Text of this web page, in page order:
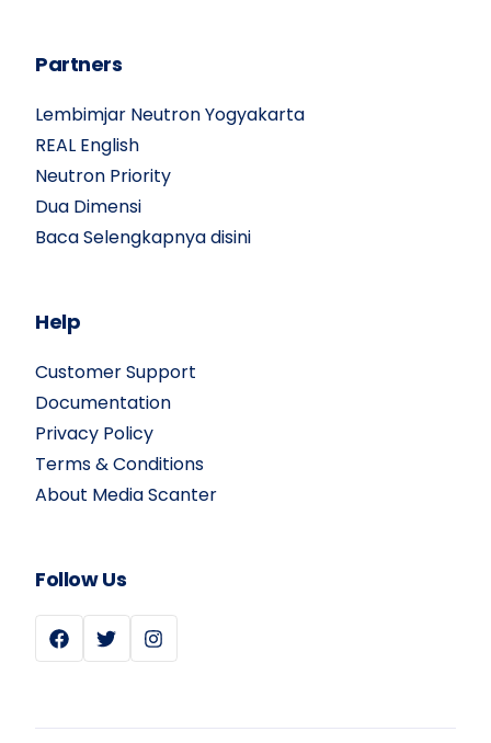
Partners
Lembimjar Neutron Yogyakarta
REAL English
Neutron Priority
Dua Dimensi
Baca Selengkapnya disini
Help
Customer Support
Documentation
Privacy Policy
Terms & Conditions
About Media Scanter
Follow Us